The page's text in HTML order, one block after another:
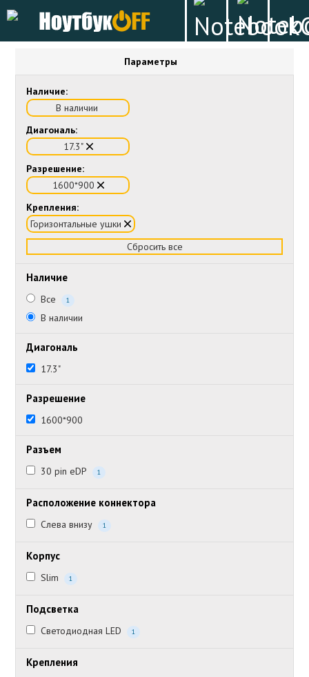
Параметры
Наличие:
В наличии
Диагональ:
17.3"
Разрешение:
1600*900
Крепления:
Горизонтальные ушки
Сбросить все
Наличие
Все 1
В наличии
Диагональ
17.3"
Разрешение
1600*900
Разъем
30 pin eDP 1
Расположение коннектора
Слева внизу 1
Корпус
Slim 1
Подсветка
Светодиодная LED 1
Крепления